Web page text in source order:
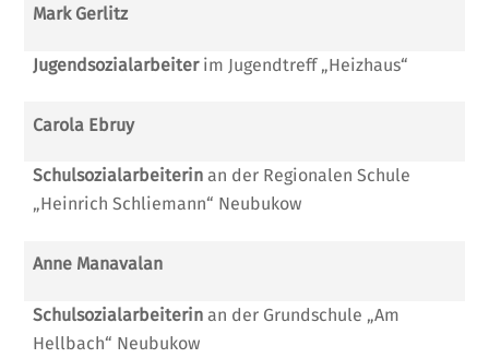
Mark Gerlitz
Jugendsozialarbeiterim Jugendtreff „Heizhaus“
Carola Ebruy
Schulsozialarbeiterin an der Regionalen Schule
„Heinrich Schliemann“ Neubukow
Anne Manavalan
Schulsozialarbeiterin an der Grundschule „Am
Hellbach“ Neubukow